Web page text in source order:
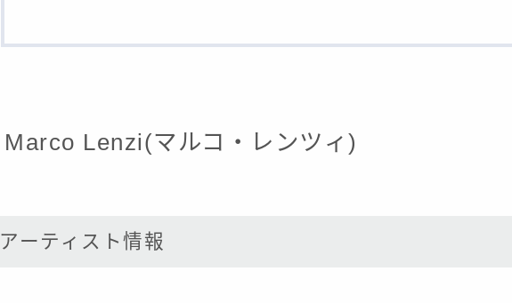
Marco Lenzi(マルコ・レンツィ)
アーティスト情報